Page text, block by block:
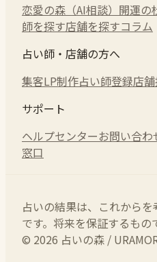
恋愛の森（AI相談） 開運の
師を探す店舗を探すコラム
占い師・店舗の方へ
集客LP制作占い師登録店
サポート
ヘルプセンターお問い合わ
窓口
占いの結果は、これから
です。将来を保証するもの
© 2026 占いの森 /